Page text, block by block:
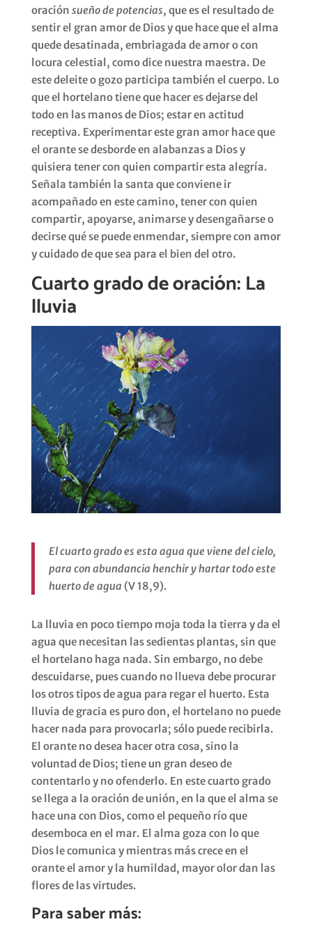
oración sueño de potencias, que es el resultado de
sentir el gran amor de Dios y que hace que el alma
quede desatinada, embriagada de amor o con
locura celestial, como dice nuestra maestra. De
este deleite o gozo participa también el cuerpo. Lo
que el hortelano tiene que hacer es dejarse del
todo en las manos de Dios; estar en actitud
receptiva. Experimentar este gran amor hace que
el orante se desborde en alabanzas a Dios y
quisiera tener con quien compartir esta alegría.
Señala también la santa que conviene ir
acompañado en este camino, tener con quien
compartir, apoyarse, animarse y desengañarse o
decirse qué se puede enmendar, siempre con amor
y cuidado de que sea para el bien del otro.
Cuarto grado de oración: La
lluvia
El cuarto grado es esta agua que viene del cielo,
para con abundancia henchir y hartar todo este
huerto de agua (V 18,9).
La lluvia en poco tiempo moja toda la tierra y da el
agua que necesitan las sedientas plantas, sin que
el hortelano haga nada. Sin embargo, no debe
descuidarse, pues cuando no llueva debe procurar
los otros tipos de agua para regar el huerto. Esta
lluvia de gracia es puro don, el hortelano no puede
hacer nada para provocarla; sólo puede recibirla.
El orante no desea hacer otra cosa, sino la
voluntad de Dios; tiene un gran deseo de
contentarlo y no ofenderlo. En este cuarto grado
se llega a la oración de unión, en la que el alma se
hace una con Dios, como el pequeño río que
desemboca en el mar. El alma goza con lo que
Dios le comunica y mientras más crece en el
orante el amor y la humildad, mayor olor dan las
flores de las virtudes.
Para saber más: